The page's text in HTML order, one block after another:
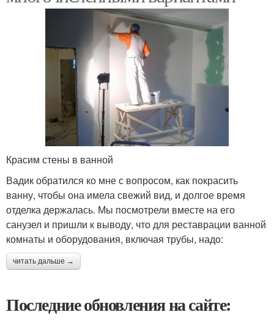
Красим стены в ванной
Вадик обратился ко мне с вопросом, как покрасить
ванну, чтобы она имела свежий вид, и долгое время
отделка держалась. Мы посмотрели вместе на его
санузел и пришли к выводу, что для реставрации ванной
комнаты и оборудования, включая трубы, надо:
читать дальше →
Последние обновления на сайте: